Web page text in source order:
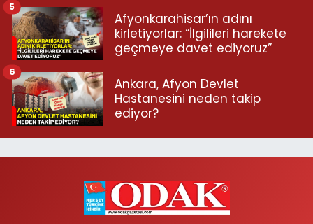
Afyonkarahisar’ın adını
kirletiyorlar: “İlgilileri harekete
geçmeye davet ediyoruz”
5
Ankara, Afyon Devlet
Hastanesini neden takip
ediyor?
6